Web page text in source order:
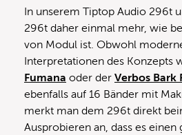
In unserem Tiptop Audio 296t
296t daher einmal mehr, wie
von Modul ist. Obwohl
Interpretationen des Konzepts
Fumana oder der Verbos Bark
ebenfalls auf 16 Bänder mit
merkt man dem 296t direkt
Ausprobieren an, dass es einen